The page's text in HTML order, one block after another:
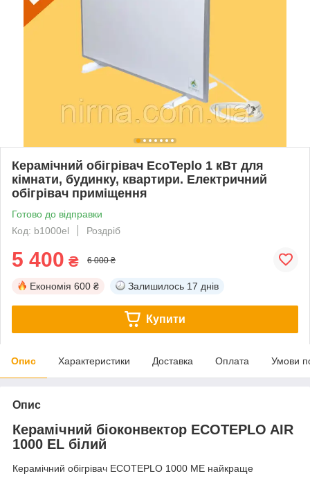
Керамічний обігрівач EcoTeplo 1 кВт для
кімнати, будинку, квартири. Електричний
обігрівач приміщення
Готово до відправки
Код: b1000el
Роздріб
5 400 ₴ 6 000 ₴
Економія 600 ₴ Залишилось 17 днів
Купити
Опис Характеристики Доставка Оплата Умови
Опис
Керамічний біоконвектор ECOTEPLO AIR
1000 EL білий
Керамічний обігрівач ECOTEPLO 1000 ME найкраще